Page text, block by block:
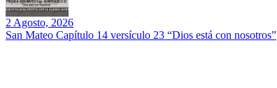
2 Agosto, 2026
San Mateo Capítulo 14 versículo 23 “Dios está con nosotros”